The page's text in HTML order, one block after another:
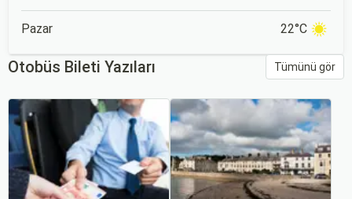
Pazar 22°C
Otobüs Bileti Yazıları Tümünü gör